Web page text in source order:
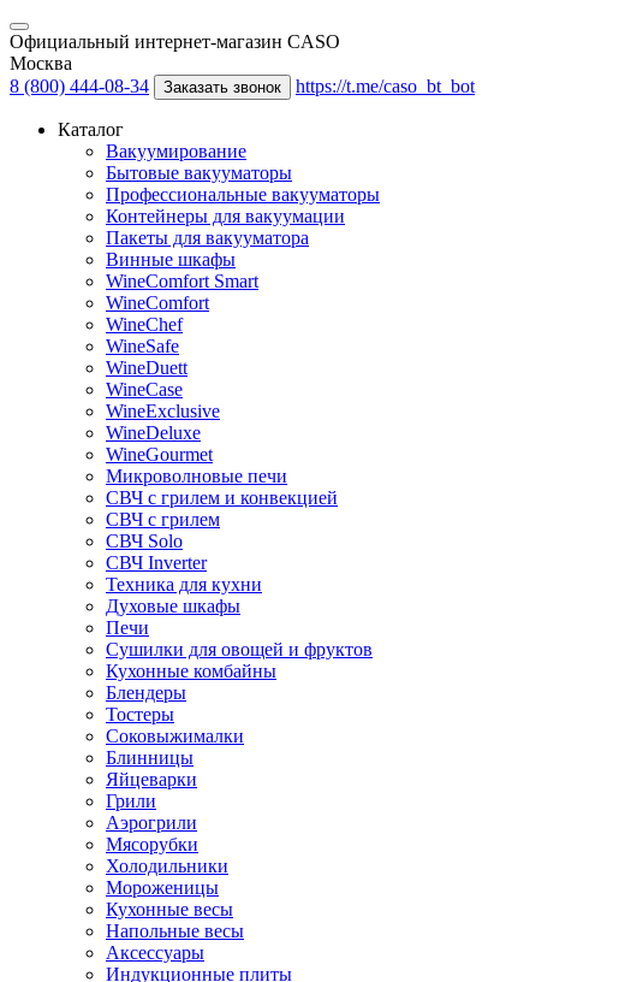
Официальный интернет-магазин CASO
Москва
8 (800) 444-08-34
Заказать звонок https://t.me/caso_bt_bot
Каталог
Вакуумирование
Бытовые вакууматоры
Профессиональные вакууматоры
Контейнеры для вакуумации
Пакеты для вакууматора
Винные шкафы
WineComfort Smart
WineComfort
WineChef
WineSafe
WineDuett
WineCase
WineExclusive
WineDeluxe
WineGourmet
Микроволновые печи
СВЧ с грилем и конвекцией
СВЧ с грилем
СВЧ Solo
СВЧ Inverter
Техника для кухни
Духовые шкафы
Печи
Сушилки для овощей и фруктов
Кухонные комбайны
Блендеры
Тостеры
Соковыжималки
Блинницы
Яйцеварки
Грили
Аэрогрили
Мясорубки
Холодильники
Мороженицы
Кухонные весы
Напольные весы
Аксессуары
Индукционные плиты